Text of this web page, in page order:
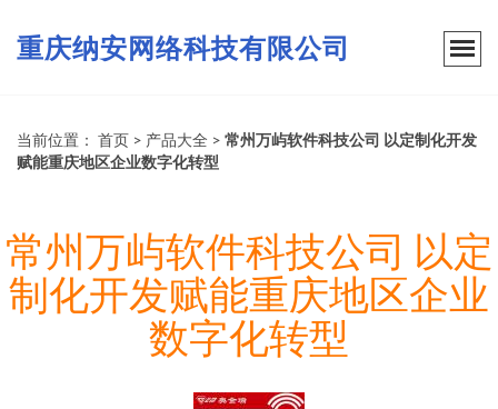
重庆纳安网络科技有限公司
当前位置： 首页 > 产品大全 > 常州万屿软件科技公司 以定制化开发
赋能重庆地区企业数字化转型
常州万屿软件科技公司 以定
制化开发赋能重庆地区企业
数字化转型